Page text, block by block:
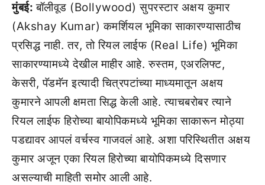
मुंबई:बॉलीवूड (Bollywood) सुपरस्टार अक्षय कुमार
(Akshay Kumar) कमर्शियल भूमिका साकारण्यासाठीच
प्रसिद्ध नाही. तर, तो रियल लाईफ (Real Life) भूमिका
साकारण्यामध्ये देखील माहीर आहे. रुस्तम, एअरलिफ्ट,
केसरी, पॅडमॅन इत्यादी चित्रपटांच्या माध्यमातून अक्षय
कुमारने आपली क्षमता सिद्ध केली आहे. त्याचबरोबर त्याने
रियल लाईफ हिरोच्या बायोपिकमध्ये भूमिका साकारून मोठ्या
पडद्यावर आपलं वर्चस्व गाजवलं आहे. अशा परिस्थितीत अक्षय
कुमार अजून एका रियल हिरोच्या बायोपिकमध्ये दिसणार
असल्याची माहिती समोर आली आहे.